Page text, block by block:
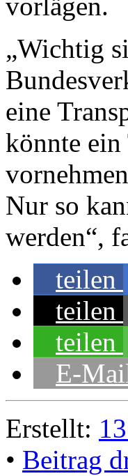
vorlägen.
„Wichtig
eine
könnte
Nur so
werden“,
teilen
teilen
teilen
E-
Erstellt:
• Beitrag